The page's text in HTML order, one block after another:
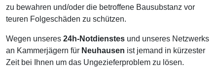
zu bewahren und/oder die betroffene Bausubstanz vor
teuren Folgeschäden zu schützen.
Wegen unseres 24h-Notdienstes und unseres Netzwerks
an Kammerjägern für Neuhausen ist jemand in kürzester
Zeit bei Ihnen um das Ungezieferproblem zu lösen.